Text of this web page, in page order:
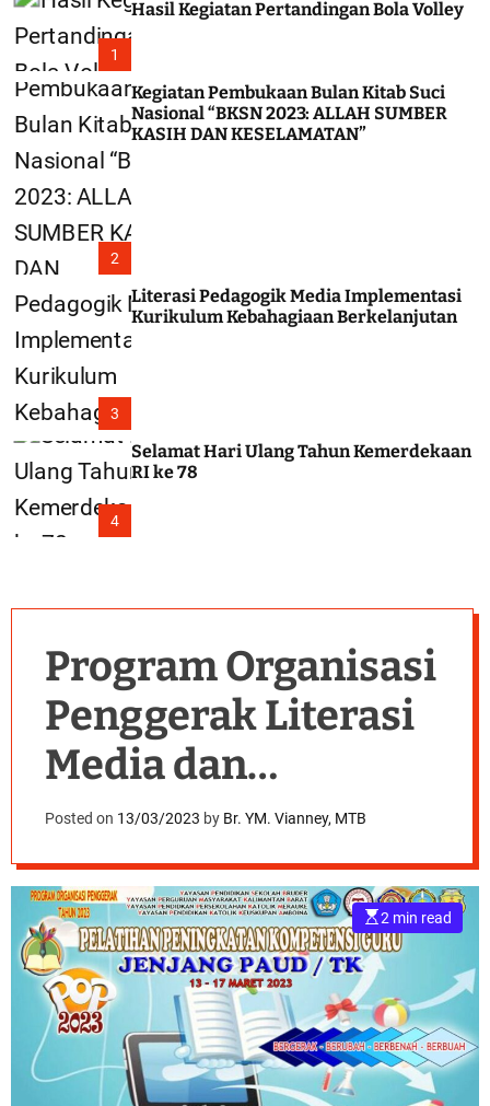
c
m
o
d
1
Hasil Kegiatan Pertandingan Bola Volley
2
Kegiatan Pembukaan Bulan Kitab Suci
Nasional “BKSN 2023: ALLAH SUMBER
KASIH DAN KESELAMATAN”
3
Literasi Pedagogik Media Implementasi
Kurikulum Kebahagiaan Berkelanjutan
4
Selamat Hari Ulang Tahun Kemerdekaan
RI ke 78
Program Organisasi
Penggerak Literasi
Media dan
Ekomedia Jenjang
PAUD
Posted on 13/03/2023 by Br. YM. Vianney, MTB
E
s
t
i
m
a
t
e
d
r
e
2 min read